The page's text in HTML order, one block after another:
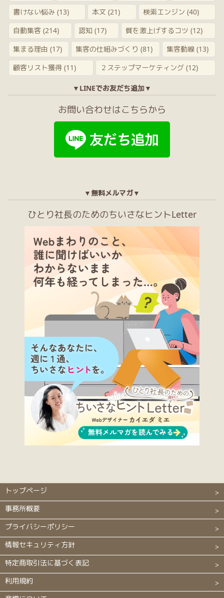
書けない悩み (13) 本文 (21) 検索エンジン (40)
自動集客 (214) 認知 (17) 質を激上げするコツ (12)
集まる理由 (17) 集客の仕組みづくり (81) 集客動線(13)
顧客リスト獲得 (11) ２ステップマーケティング (12)
▼LINEでお友だち追加▼
お問い合わせはこちらから
▼無料メルマガ▼
ひとり社長のためのちいさなヒントLetter
トップページ
事務所概要
プライバシーポリシー
情報セキュリティ方針
特定商取引法に基づく表記
利用規約